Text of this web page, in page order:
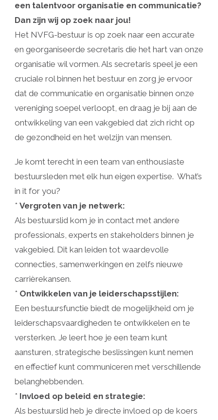
een talentvoor organisatie en communicatie?
Dan zijn wij op zoek naar jou!
Het NVFG-bestuur is op zoek naar een accurate
en georganiseerde secretaris die het hart van onze
organisatie wil vormen. Als secretaris speel je een
cruciale rol binnen het bestuur en zorg je ervoor
dat de communicatie en organisatie binnen onze
vereniging soepel verloopt, en draag je bij aan de
ontwikkeling van een vakgebied dat zich richt op
de gezondheid en het welzijn van mensen.
Je komt terecht in een team van enthousiaste
bestuursleden met elk hun eigen expertise. What’s
in it for you?
* Vergroten van je netwerk:
Als bestuurslid kom je in contact met andere
professionals, experts en stakeholders binnen je
vakgebied. Dit kan leiden tot waardevolle
connecties, samenwerkingen en zelfs nieuwe
carrièrekansen.
* Ontwikkelen van je leiderschapsstijlen:
Een bestuursfunctie biedt de mogelijkheid om je
leiderschapsvaardigheden te ontwikkelen en te
versterken. Je leert hoe je een team kunt
aansturen, strategische beslissingen kunt nemen
en effectief kunt communiceren met verschillende
belanghebbenden.
* Invloed op beleid en strategie:
Als bestuurslid heb je directe invloed op de koers